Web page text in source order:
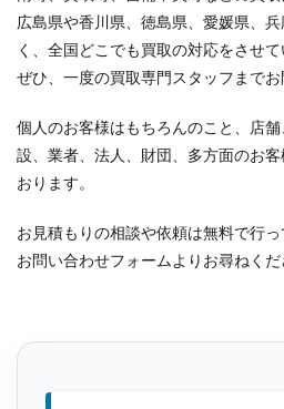
広島県や香川県、徳島県、愛媛県、
く、全国どこでも買取の対応をさせて
ぜひ、一度の買取専門スタッフまでお
個人のお客様はもちろんのこと、店
設、業者、法人、財団、多方面のお
おります。
お見積もりの相談や依頼は無料で行
お問い合わせフォームよりお尋ねくだ